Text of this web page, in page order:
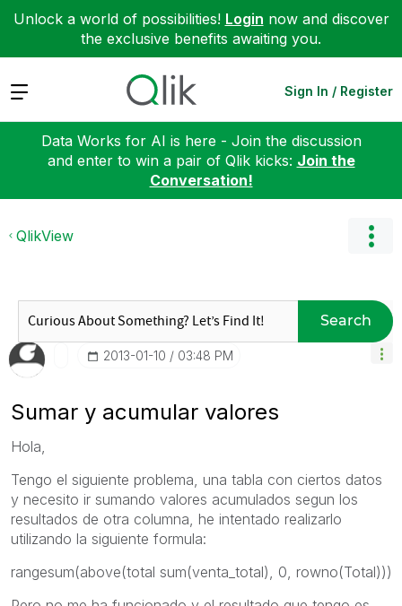
Unlock a world of possibilities! Login now and discover
the exclusive benefits awaiting you.
Expand Sign In / Register
Data Works for AI is here - Join the discussion
and enter to win a pair of Qlik kicks: Join the
Conversation!
QlikView
Search
‎2013-01-10 03:48 PM
Sumar y acumular valores
Hola,
Tengo el siguiente problema, una tabla con ciertos datos
y necesito ir sumando valores acumulados segun los
resultados de otra columna, he intentado realizarlo
utilizando la siguiente formula:
rangesum(above(total sum(venta_total), 0, rowno(Total)))